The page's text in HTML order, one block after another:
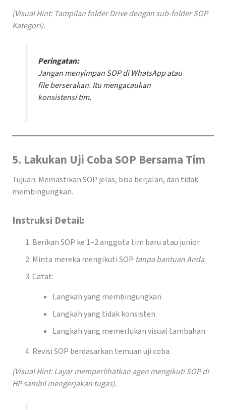
(Visual Hint: Tampilan folder Drive dengan sub-folder SOP
Kategori).
Peringatan:
Jangan menyimpan SOP di WhatsApp atau
file berserakan. Itu mengacaukan
konsistensi tim.
5. Lakukan Uji Coba SOP Bersama Tim
Tujuan: Memastikan SOP jelas, bisa berjalan, dan tidak
membingungkan.
Instruksi Detail:
Berikan SOP ke 1–2 anggota tim baru atau junior.
Minta mereka mengikuti SOP tanpa bantuan Anda.
Catat:
Langkah yang membingungkan
Langkah yang tidak konsisten
Langkah yang memerlukan visual tambahan
Revisi SOP berdasarkan temuan uji coba.
(Visual Hint: Layar memperlihatkan agen mengikuti SOP di
HP sambil mengerjakan tugas).